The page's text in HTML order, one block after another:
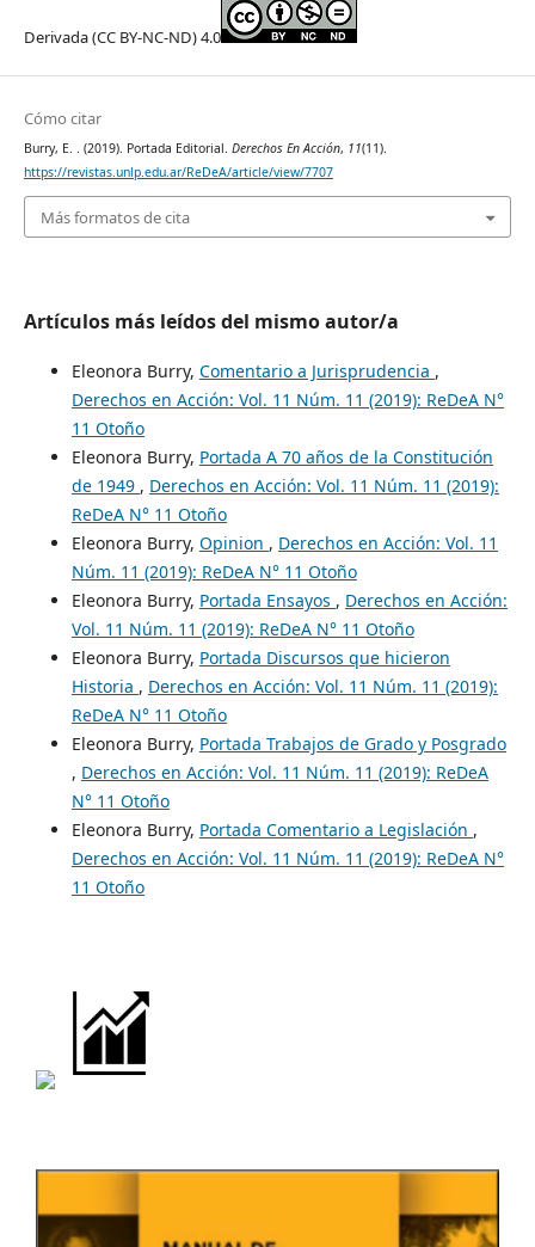
Derivada (CC BY-NC-ND) 4.0
Cómo citar
Burry, E. . (2019). Portada Editorial. Derechos En Acción, 11(11).
https://revistas.unlp.edu.ar/ReDeA/article/view/7707
Más formatos de cita
Artículos más leídos del mismo autor/a
Eleonora Burry, Comentario a Jurisprudencia ,
Derechos en Acción: Vol. 11 Núm. 11 (2019): ReDeA N°
11 Otoño
Eleonora Burry, Portada A 70 años de la Constitución
de 1949 , Derechos en Acción: Vol. 11 Núm. 11 (2019):
ReDeA N° 11 Otoño
Eleonora Burry, Opinion , Derechos en Acción: Vol. 11
Núm. 11 (2019): ReDeA N° 11 Otoño
Eleonora Burry, Portada Ensayos , Derechos en Acción:
Vol. 11 Núm. 11 (2019): ReDeA N° 11 Otoño
Eleonora Burry, Portada Discursos que hicieron
Historia , Derechos en Acción: Vol. 11 Núm. 11 (2019):
ReDeA N° 11 Otoño
Eleonora Burry, Portada Trabajos de Grado y Posgrado
, Derechos en Acción: Vol. 11 Núm. 11 (2019): ReDeA
N° 11 Otoño
Eleonora Burry, Portada Comentario a Legislación ,
Derechos en Acción: Vol. 11 Núm. 11 (2019): ReDeA N°
11 Otoño